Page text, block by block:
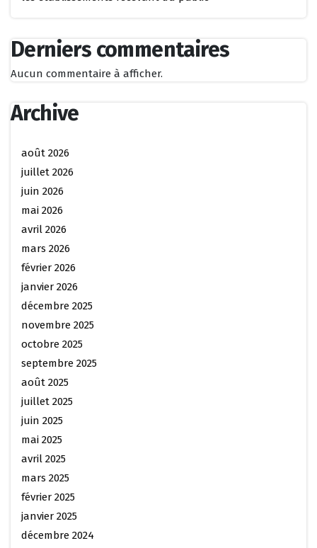
Derniers commentaires
Aucun commentaire à afficher.
Archive
août 2026
juillet 2026
juin 2026
mai 2026
avril 2026
mars 2026
février 2026
janvier 2026
décembre 2025
novembre 2025
octobre 2025
septembre 2025
août 2025
juillet 2025
juin 2025
mai 2025
avril 2025
mars 2025
février 2025
janvier 2025
décembre 2024